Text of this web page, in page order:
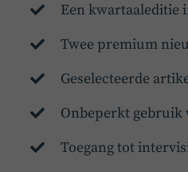
Een
Twee premium
Geselecteerde
Onbeperkt gebruik
Toegang tot